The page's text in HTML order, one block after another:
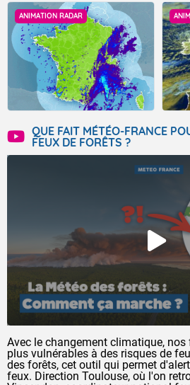
ANIMATION RADAR
QUE FAIT MÉTÉO-FRANCE
FEUX DE FORÊTS ?
Avec le changement climatique,
plus vulnérables à des risques de
des forêts, cet outil qui permet
feux. Direction Toulouse, où l'on